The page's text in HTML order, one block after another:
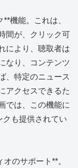
機能。これは、
間が、クリック可
により、聴取者は
なり、コンテンツ
、特定のニュース
アクセスできるた
では、この機能に
も提供されてい
のサポート**。